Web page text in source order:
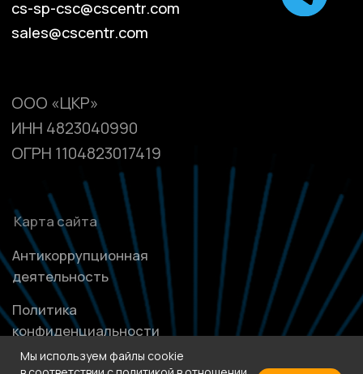
Мы используем файлы cookie